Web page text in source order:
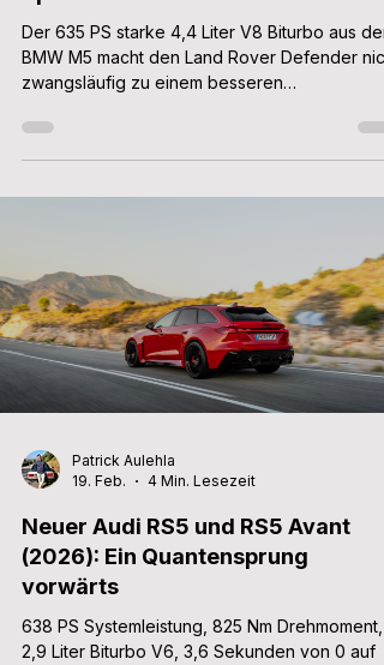
Der 635 PS starke 4,4 Liter V8 Biturbo aus
BMW M5 macht den Land Rover Defender
zwangsläufig zu einem besseren
6D Dynamics Fahrwerk kann man aber
Bodenschwellen mit 250 km/h planieren.
Patrick Aulehla
19. Feb.
4 Min. Lesezeit
Neuer Audi RS5 und RS5 Avant
(2026): Ein Quantensprung
vorwärts
638 PS Systemleistung, 825 Nm Drehmoment,
2,9 Liter Biturbo V6, 3,6 Sekunden von 0 auf